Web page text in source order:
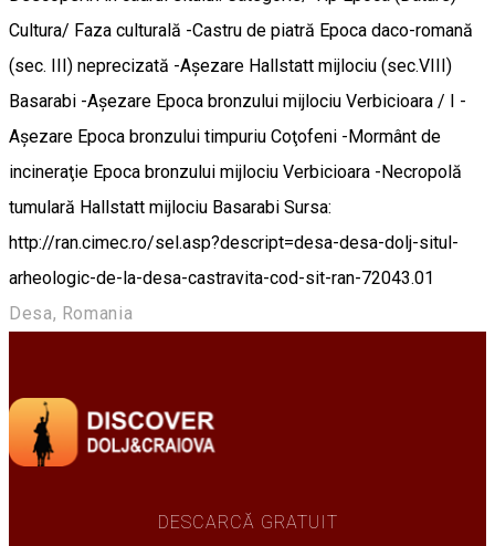
Cultura/ Faza culturală -Castru de piatră Epoca daco-romană
(sec. III) neprecizată -Aşezare Hallstatt mijlociu (sec.VIII)
Basarabi -Aşezare Epoca bronzului mijlociu Verbicioara / I -
Aşezare Epoca bronzului timpuriu Coţofeni -Mormânt de
incineraţie Epoca bronzului mijlociu Verbicioara -Necropolă
tumulară Hallstatt mijlociu Basarabi Sursa:
http://ran.cimec.ro/sel.asp?descript=desa-desa-dolj-situl-
arheologic-de-la-desa-castravita-cod-sit-ran-72043.01
Desa, Romania
DESCARCĂ GRATUIT